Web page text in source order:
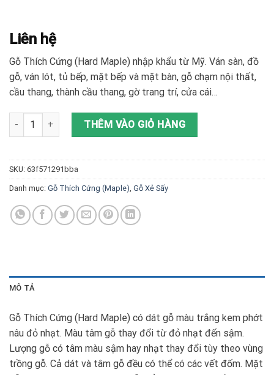
Liên hệ
Gỗ Thích Cứng (Hard Maple) nhập khẩu từ Mỹ. Ván sàn, đồ
gỗ, ván lót, tủ bếp, mặt bếp và mặt bàn, gỗ chạm nội thất,
cầu thang, thành cầu thang, gờ trang trí, cửa cái…
Gỗ Thích Cứng (Hard Maple) số lượng
THÊM VÀO GIỎ HÀNG
SKU: 63f571291bba
Danh mục: Gỗ Thích Cứng (Maple) Gỗ Xẻ Sấy
MÔ TẢ
Gỗ Thích Cứng (Hard Maple) có dát gỗ màu trắng kem phớt
nâu đỏ nhạt. Màu tâm gỗ thay đổi từ đỏ nhạt đến sậm.
Lượng gỗ có tâm màu sậm hay nhạt thay đổi tùy theo vùng
trồng gỗ. Cả dát và tâm gỗ đều có thể có các vết đốm. Mặt